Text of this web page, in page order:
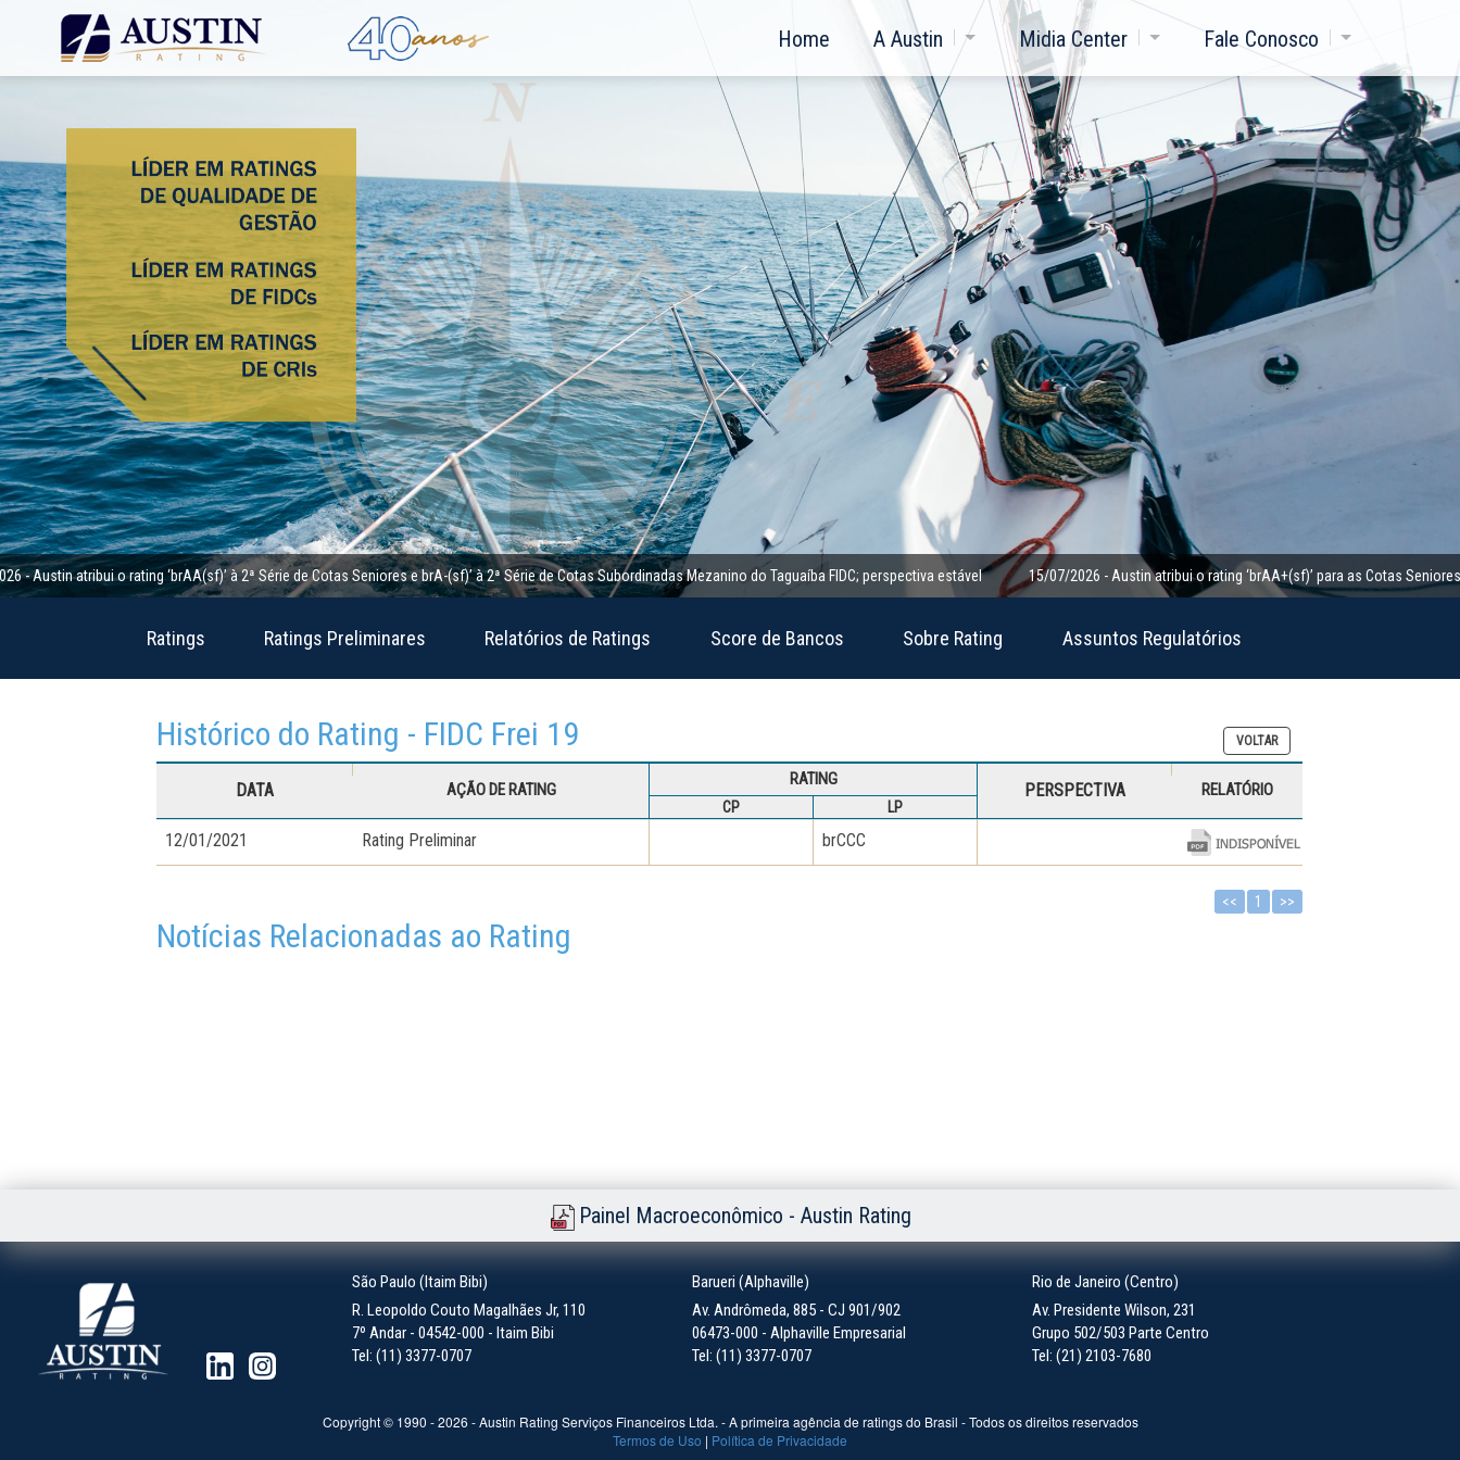
Home A Austin Midia Center Fale Conosco
atribui o rating ‘brAA(sf)’ à 2ª Série de Cotas Seniores e brA-(sf)’ à 2ª Série de Cotas Subordinadas Mezanino do Taguaíba FIDC; perspectiva estável 15/07/2026 - Austin atribui o rating ‘brAA+(sf)’ para as Cotas Seniores da
Ratings Ratings Preliminares Relatórios de Ratings Score de Bancos Sobre Rating Assuntos Regulatórios
Histórico do Rating - FIDC Frei 19 VOLTAR
DATA AÇÃO DE RATING
RATING
PERSPECTIVA RELATÓRIO
CP LP
12/01/2021 Rating Preliminar brCCC
<< 1 >>
Notícias Relacionadas ao Rating
Painel Macroeconômico - Austin Rating
São Paulo (Itaim Bibi)
R. Leopoldo Couto Magalhães Jr, 110
7º Andar - 04542-000 - Itaim Bibi
Tel: (11) 3377-0707
Barueri (Alphaville)
Av. Andrômeda, 885 - CJ 901/902
06473-000 - Alphaville Empresarial
Tel: (11) 3377-0707
Rio de Janeiro (Centro)
Av. Presidente Wilson, 231
Grupo 502/503 Parte Centro
Tel: (21) 2103-7680
Copyright © 1990 -2026 - Austin Rating Serviços Financeiros Ltda. - A primeira agência de ratings do Brasil - Todos os direitos reservados
Termos de Uso | Política de Privacidade